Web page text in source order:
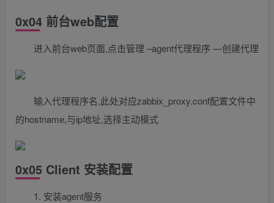
0x04 前台web配置
进入前台web页面,点击管理 –agent代理程序 —创建代理
输入代理程序名,此处对应zabbix_proxy.conf配置文件中
的hostname,与ip地址,选择主动模式
0x05 Client 安装配置
1. 安装agent服务